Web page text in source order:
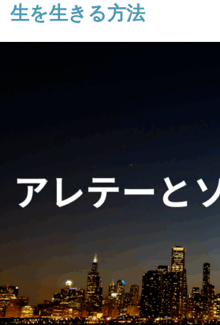
生を生きる方法